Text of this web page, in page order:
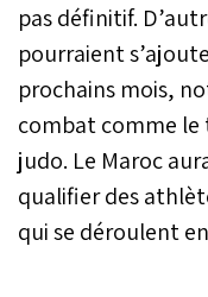
pas définitif.
pourraient
prochains mois,
combat comme
judo. Le Maroc
qualifier des
qui se déroulent